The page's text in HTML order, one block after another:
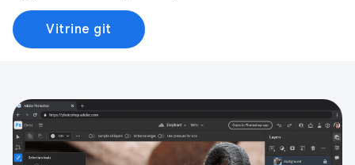
Vitrine git